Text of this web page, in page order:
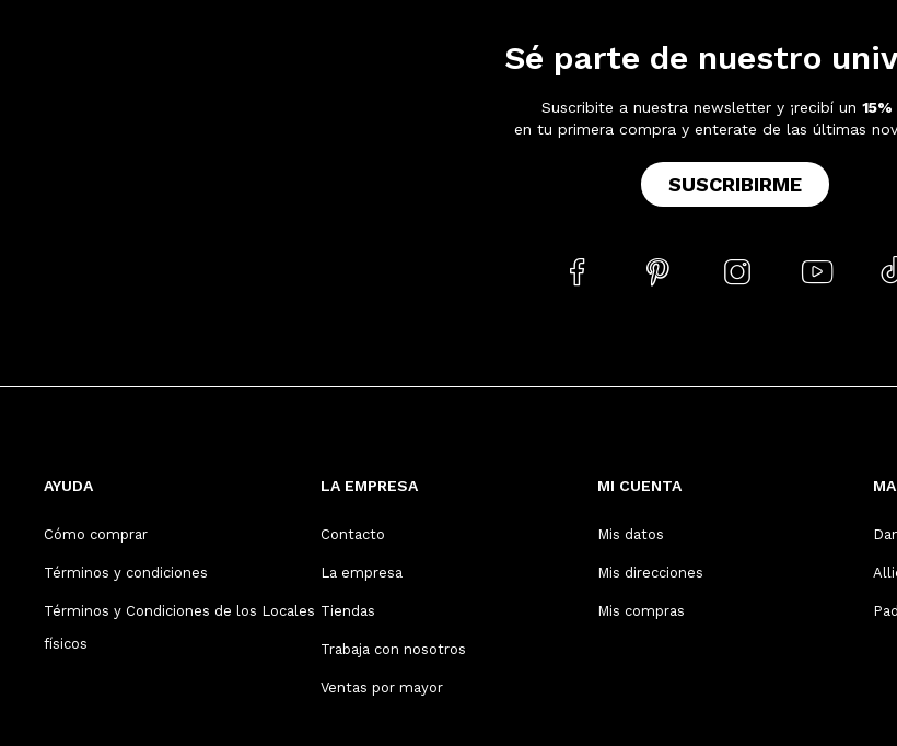
AYUDA
Cómo comprar
Términos y condiciones
Términos y Condiciones de los Locales
físicos
LA EMPRESA
Contacto
La empresa
Tiendas
Trabaja con nosotros
Ventas por mayor
MI CUENTA
Mis datos
Mis direcciones
Mis compras
Sé parte de nuestro
Suscribite a nuestra newsletter y ¡recibí un 15%
en tu primera compra y enterate de las últimas
SUSCRIBIRME
   